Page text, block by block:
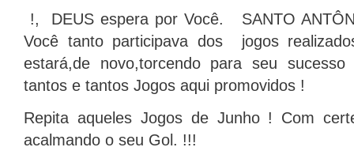
!, DEUS espera por Você. SANTO
Você tanto participava dos jogos
estará,de novo,torcendo para seu
tantos e tantos Jogos aqui promovidos !
Repita aqueles Jogos de Junho ! Com
acalmando o seu Gol. !!!